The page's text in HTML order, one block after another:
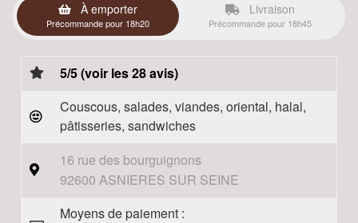
À emporter
Précommande pour 18h20
Livraison
Précommande pour 18h45
5/5 (voir les 28 avis)
Couscous, salades, viandes, oriental, halal,
pâtisseries, sandwiches
16 rue des bourguignons
92600 ASNIERES SUR SEINE
Moyens de paiement :